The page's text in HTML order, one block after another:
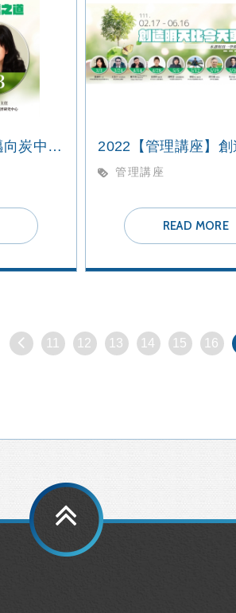
2022【管理講座】邁向炭中和的企業之道
管理講座
READ MORE
11 12 13 14 15 16